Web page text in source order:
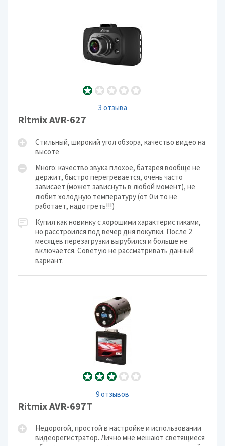
3 отзыва
Ritmix AVR-627
Стильный, широкий угол обзора, качество видео на
высоте
Много: качество звука плохое, батарея вообще не
держит, быстро перегревается, очень часто
зависает (может зависнуть в любой момент), не
любит холодную температуру (от 0 и то не
работает, надо греть!!!)
Купил как новинку с хорошими характеристиками,
но расстроился под вечер дня покупки. После 2
месяцев перезагрузки вырубился и больше не
включается. Советую не рассматривать данный
вариант.
9 отзывов
Ritmix AVR-697T
Недорогой, простой в настройке и использовании
видеорегистратор. Лично мне мешают светящиеся